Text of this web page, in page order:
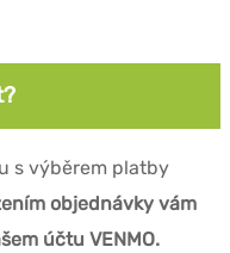
s výběrem platby
objednávky vám
účtu VENMO.